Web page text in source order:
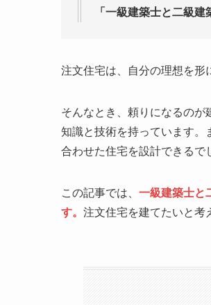
「一級建築士と二級
注文住宅は、自分の理想を形
そんなとき、頼りになるの
知識と技術を持っています。
合わせた住宅を設計できるで
この記事では、 一級建築士と
す。 注文住宅を建てたいと考